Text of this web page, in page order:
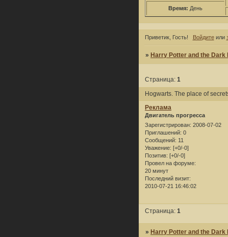
Время: День
Приветик, Гость! Войдитеили
»Harry Potter and the Dark
Hogwarts. The place of
Страница:1
Реклама
Двигатель прогресса
Зарегистрирован: 2008-07-02
Приглашений: 0
Сообщений: 11
Уважение: [+0/-0]
Позитив: [+0/-0]
Провел на форуме:
20 минут
Последний визит:
2010-07-21 16:46:02
Страница:1
» Harry Potter and the